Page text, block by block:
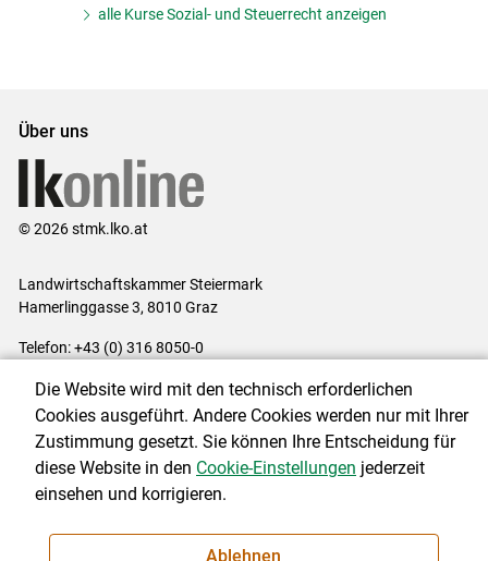
alle Kurse Sozial- und Steuerrecht anzeigen
Über uns
© 2026 stmk.lko.at
Landwirtschaftskammer Steiermark
Hamerlinggasse 3, 8010 Graz
Telefon: +43 (0) 316 8050-0
Impressum|Kontakt|Datenschutzerklärung|Barrierefreiheit|
Cookie-Einstellungen
NEWSLETTER
Die Website wird mit den technisch erforderlichen
Cookies ausgeführt. Andere Cookies werden nur mit Ihrer
Zustimmung gesetzt. Sie können Ihre Entscheidung für
diese Website in den Cookie-Einstellungen jederzeit
einsehen und korrigieren.
Ablehnen